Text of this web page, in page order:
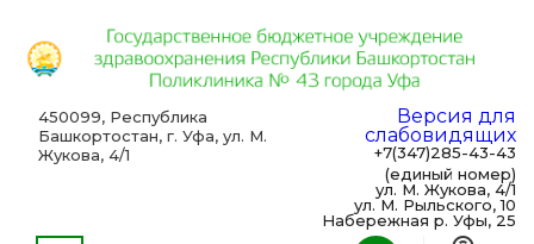
450099, Республика
Башкортостан, г. Уфа, ул. М.
Жукова, 4/1
Версия для
слабовидящих
+7(347)285-43-43
(единый номер)
ул. М. Жукова, 4/1
ул. М. Рыльского, 10
Набережная р. Уфы, 25